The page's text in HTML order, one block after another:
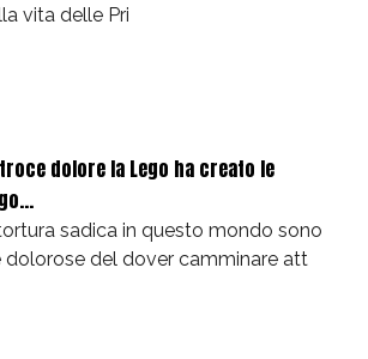
vita delle Pri
dolore la Lego ha creato le
sadica in questo mondo sono
del dover camminare att